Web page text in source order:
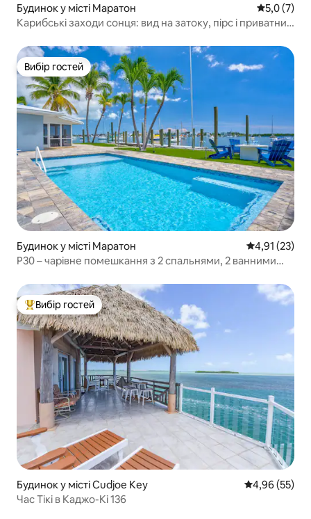
Будинок у місті Маратон Середня
5,0 (7)
Карибські заходи сонця: вид на затоку, пірс і приватний
Вибір гостей
Вибір гостей
Будинок у місті Маратон Середня
4,91 (23)
P30 – чарівне помешкання з 2 спальнями, 2 ванними
Топ вибір гостей
Вибір гостей
Будинок у місті Cudjoe Key Середня
4,96 (55)
Час Тікі в Каджо-Кі 136